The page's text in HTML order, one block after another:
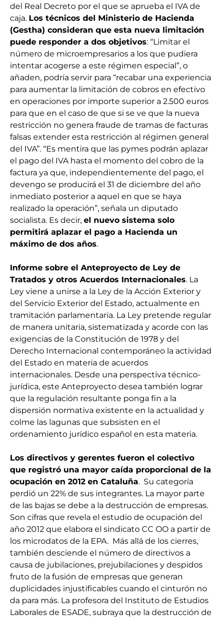
del Real Decreto por el que se aprueba el IVA de
caja. Los técnicos del Ministerio de Hacienda
(Gestha) consideran que esta nueva limitación
puede responder a dos objetivos: “Limitar el
número de microempresarios a los que pudiera
intentar acogerse a este régimen especial”, o
añaden, podría servir para “recabar una experiencia
para aumentar la limitación de cobros en efectivo
en operaciones por importe superior a 2.500 euros
para que en el caso de que si se ve que la nueva
restricción no genera fraude de tramas de facturas
falsas extender esta restricción al régimen general
del IVA”. “Es mentira que las pymes podrán aplazar
el pago del IVA hasta el momento del cobro de la
factura ya que, independientemente del pago, el
devengo se producirá el 31 de diciembre del año
inmediato posterior a aquel en que se haya
realizado la operación”, señala un diputado
socialista. Es decir, el nuevo sistema solo
permitirá aplazar el pago a Hacienda un
máximo de dos años.
Informe sobre el Anteproyecto de Ley de
Tratados y otros Acuerdos Internacionales. La
Ley viene a unirse a la Ley de la Acción Exterior y
del Servicio Exterior del Estado, actualmente en
tramitación parlamentaria. La Ley pretende regular
de manera unitaria, sistematizada y acorde con las
exigencias de la Constitución de 1978 y del
Derecho Internacional contemporáneo la actividad
del Estado en materia de acuerdos
internacionales. Desde una perspectiva técnico-
jurídica, este Anteproyecto desea también lograr
que la regulación resultante ponga fin a la
dispersión normativa existente en la actualidad y
colme las lagunas que subsisten en el
ordenamiento jurídico español en esta materia.
Los directivos y gerentes fueron el colectivo
que registró una mayor caída proporcional de la
ocupación en 2012 en Cataluña. Su categoría
perdió un 22% de sus integrantes. La mayor parte
de las bajas se debe a la destrucción de empresas.
Son cifras que revela el estudio de ocupación del
año 2012 que elabora el sindicato CC OO a partir de
los microdatos de la EPA. Más allá de los cierres,
también desciende el número de directivos a
causa de jubilaciones, prejubilaciones y despidos
fruto de la fusión de empresas que generan
duplicidades injustificables cuando el cinturón no
da para más. La profesora del Instituto de Estudios
Laborales de ESADE, subraya que la destrucción de